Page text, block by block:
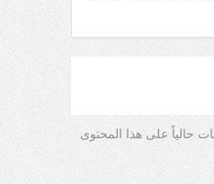
حالياً على هذا المحتوى